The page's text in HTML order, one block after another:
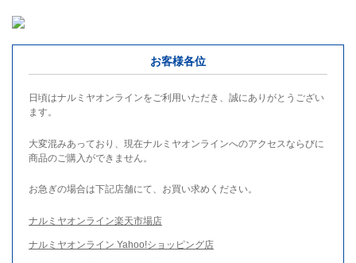
お客様各位
日頃はナルミヤオンラインをご利用いただき、誠にありがとうござい
ます。
大変混みあっており、現在ナルミヤオンラインへのアクセスならびに
商品のご購入ができません。
お急ぎの場合は下記店舗にて、お買い求めください。
ナルミヤオンライン楽天市場店
ナルミヤオンライン Yahoo!ショッピング店